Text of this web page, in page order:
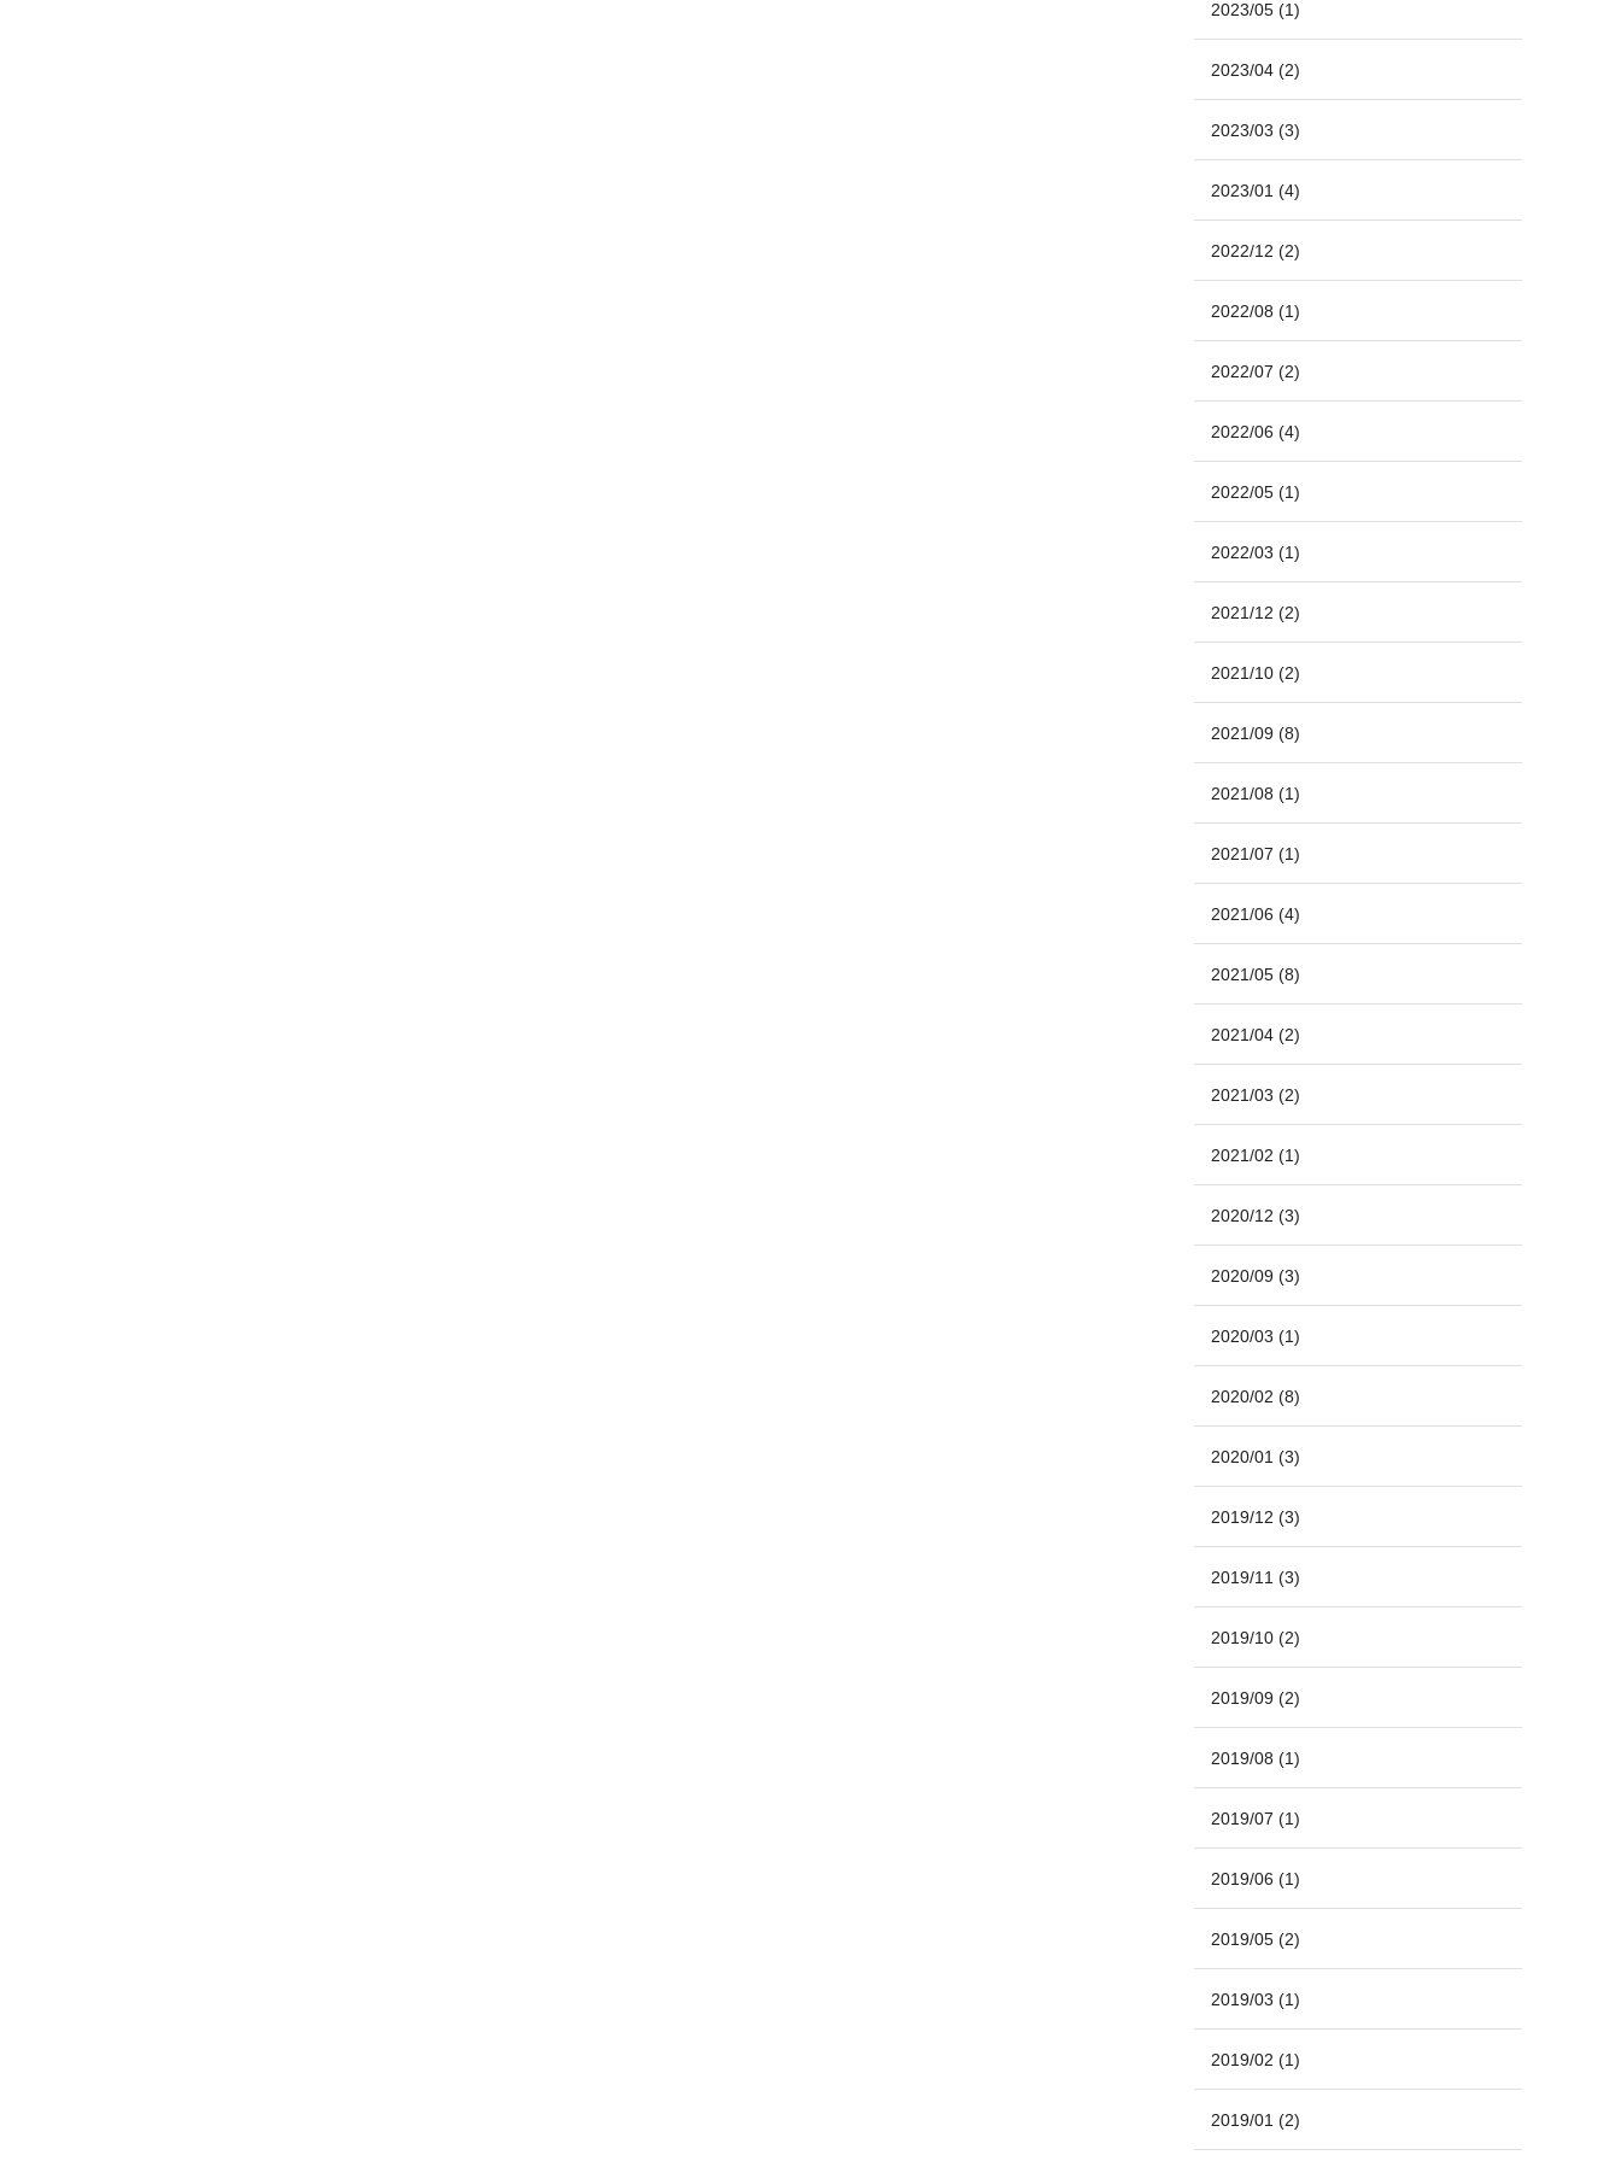
2023/05 (1)
2023/04 (2)
2023/03 (3)
2023/01 (4)
2022/12 (2)
2022/08 (1)
2022/07 (2)
2022/06 (4)
2022/05 (1)
2022/03 (1)
2021/12 (2)
2021/10 (2)
2021/09 (8)
2021/08 (1)
2021/07 (1)
2021/06 (4)
2021/05 (8)
2021/04 (2)
2021/03 (2)
2021/02 (1)
2020/12 (3)
2020/09 (3)
2020/03 (1)
2020/02 (8)
2020/01 (3)
2019/12 (3)
2019/11 (3)
2019/10 (2)
2019/09 (2)
2019/08 (1)
2019/07 (1)
2019/06 (1)
2019/05 (2)
2019/03 (1)
2019/02 (1)
2019/01 (2)